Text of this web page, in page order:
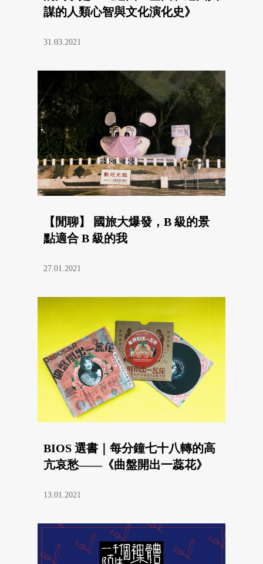
謀的人類心智與文化演化史》
31.03.2021
【閒聊】 國旅大爆發，B 級的景
點適合 B 級的我
27.01.2021
BIOS 選書｜每分鐘七十八轉的高
亢哀愁——《曲盤開出一蕊花》
13.01.2021